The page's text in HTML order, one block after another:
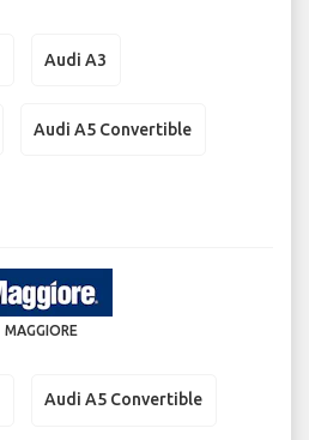
Audi A3
Audi A5 Convertible
MAGGIORE
Audi A5 Convertible